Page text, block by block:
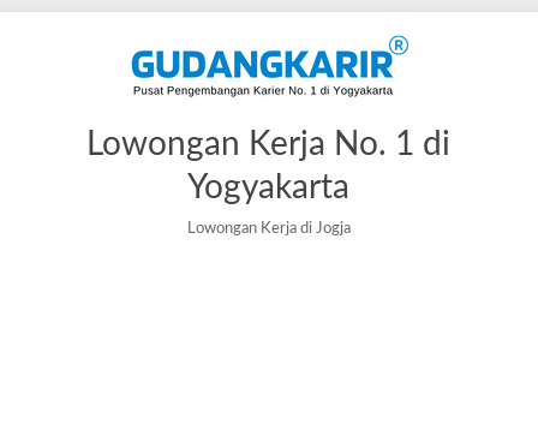
Lowongan Kerja No. 1 di
Yogyakarta
Lowongan Kerja di Jogja